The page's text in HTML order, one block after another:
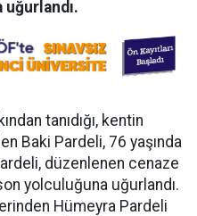
tanıdığı, kentin
Baki Pardeli, 76 yaşında
düzenlenen cenaze
yolculuğuna uğurlandı.
Hümeyra Pardeli